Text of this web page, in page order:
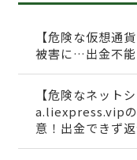
【危険な仮想通
被害に…出金不
【危険なネット
a.liexpress.vipの
意！出金できず